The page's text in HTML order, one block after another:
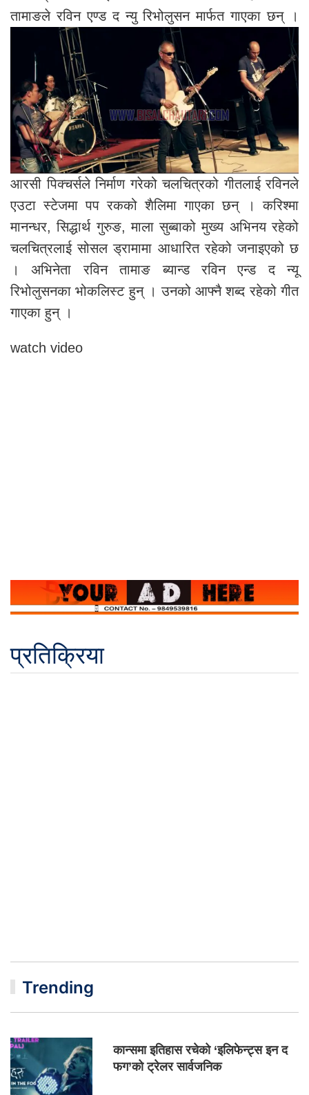
तामाङले रविन एण्ड द न्यु रिभोलुसन मार्फत गाएका छन् ।
आरसी पिक्चर्सले निर्माण गरेको चलचित्रको गीतलाई रविनले
एउटा स्टेजमा पप रकको शैलिमा गाएका छन् । करिश्मा
मानन्धर, सिद्धार्थ गुरुङ, माला सुब्बाको मुख्य अभिनय रहेको
चलचित्रलाई सोसल ड्रामामा आधारित रहेको जनाइएको छ
। अभिनेता रविन तामाङ ब्यान्ड रविन एन्ड द न्यू
रिभोलुसनका भोकलिस्ट हुन् । उनको आफ्नै शब्द रहेको गीत
गाएका हुन् ।
watch video
प्रतिक्रिया
Trending
कान्समा इतिहास रचेको ‘इलिफेन्ट्स इन द
फग’को ट्रेलर सार्वजनिक